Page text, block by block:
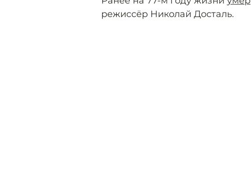
режиссёр Николай Досталь.